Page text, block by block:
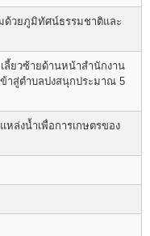
วยภูมิทัศน์ธรรมชาติและ
ลี้ยวซ้ายด้านหน้าสำนักงาน
ข้าสู่ตำบลปงสนุกประมาณ 5
หล่งน้ำเพื่อการเกษตรของ